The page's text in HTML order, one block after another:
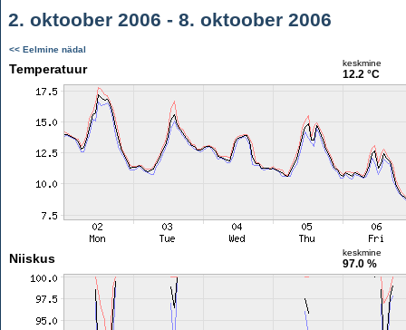
2. oktoober 2006 - 8. oktoober 2006
<< Eelmine nädal
Temperatuur keskmine
12.2 °C
Niiskus keskmine
97.0 %